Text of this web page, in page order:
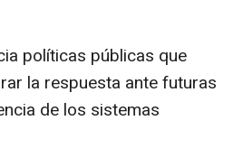
políticas públicas que
la respuesta ante futuras
de los sistemas